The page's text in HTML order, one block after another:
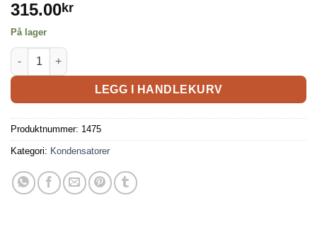
315.00kr
På lager
LEGG I HANDLEKURV
Produktnummer: 1475
Kategori: Kondensatorer